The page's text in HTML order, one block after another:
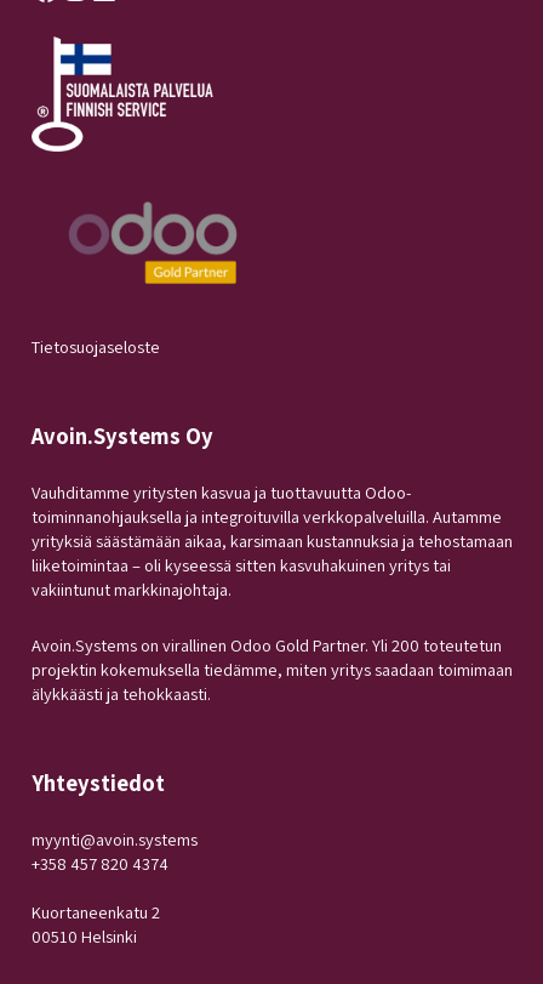
Tietosuojaseloste
Avoin.Systems Oy
Vauhditamme yritysten kasvua ja tuottavuutta Odoo-
toiminnanohjauksella ja integroituvilla verkkopalveluilla. Autamme
yrityksiä säästämään aikaa, karsimaan kustannuksia ja tehostamaan
liiketoimintaa – oli kyseessä sitten kasvuhakuinen yritys tai
vakiintunut markkinajohtaja.
Avoin.Systems on virallinen Odoo Gold Partner. Yli 200 toteutetun
projektin kokemuksella tiedämme, miten yritys saadaan toimimaan
älykkäästi ja tehokkaasti.
Yhteystiedot
myynti@avoin.systems
+358 457 820 4374
Kuortaneenkatu 2
00510 Helsinki